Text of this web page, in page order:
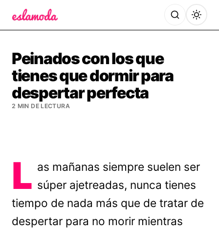
Peinados con los que
tienes que dormir para
despertar perfecta
2 MIN DE LECTURA
L as mañanas siempre suelen ser
súper ajetreadas, nunca tienes
tiempo de nada más que de tratar de
despertar para no morir mientras